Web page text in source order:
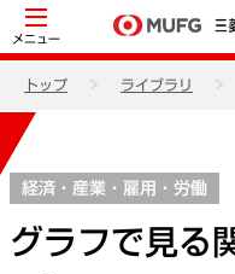
メニュー
トップ ライブラリ
経済・産業・雇用・労働
グラフで見る